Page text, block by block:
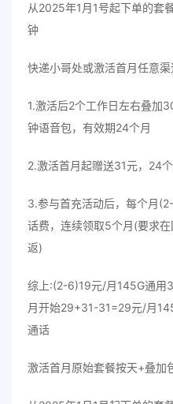
从2025年1月1号起下单的套
钟
快递小哥处或激活首月任意
1.激活后2个工作日左右叠加
钟语音包，有效期24个月
2.激活首月起赠送31元，24
3.参与首充活动后，每个月
话费，连续领取5个月(要求
返)
综上:(2-6)19元/月145G通用
月开始29+31-31=29元/月
通话
激活首月原始套餐按天+叠加